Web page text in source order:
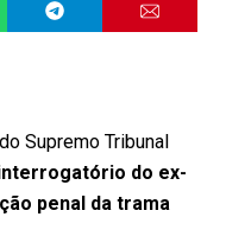
Supremo Tribunal
do ex-
penal da trama